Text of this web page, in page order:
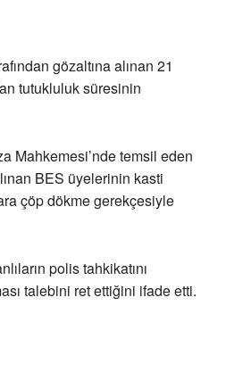
gözaltına alınan 21
tutukluluk süresinin
Mahkemesi’nde temsil eden
BES üyelerinin kasti
çöp dökme gerekçesiyle
polis tahkikatını
talebini ret ettiğini ifade etti.